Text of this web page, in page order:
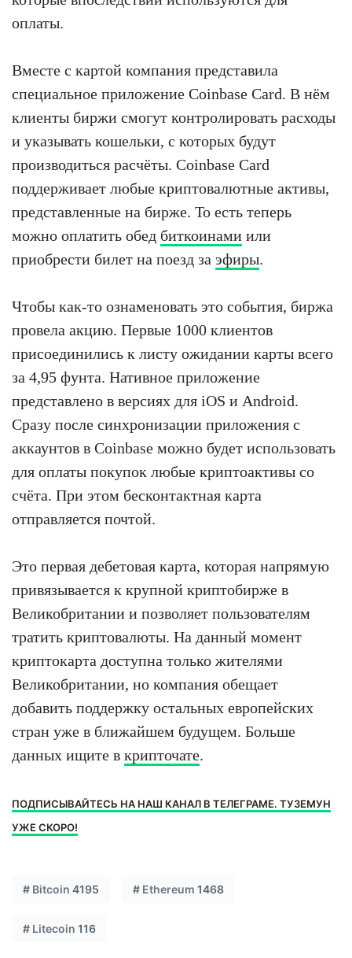
оплаты.
Вместе с картой компания представила
специальное приложение Coinbase Card. В нём
клиенты биржи смогут контролировать расходы
и указывать кошельки, с которых будут
производиться расчёты. Coinbase Card
поддерживает любые криптовалютные активы,
представленные на бирже. То есть теперь
можно оплатить обед биткоинами или
приобрести билет на поезд за эфиры.
Чтобы как-то ознаменовать это события, биржа
провела акцию. Первые 1000 клиентов
присоединились к листу ожидании карты всего
за 4,95 фунта. Нативное приложение
представлено в версиях для iOS и Android.
Сразу после синхронизации приложения с
аккаунтов в Coinbase можно будет использовать
для оплаты покупок любые криптоактивы со
счёта. При этом бесконтактная карта
отправляется почтой.
Это первая дебетовая карта, которая напрямую
привязывается к крупной криптобирже в
Великобритании и позволяет пользователям
тратить криптовалюты. На данный момент
криптокарта доступна только жителями
Великобритании, но компания обещает
добавить поддержку остальных европейских
стран уже в ближайшем будущем. Больше
данных ищите в крипточате.
ПОДПИСЫВАЙТЕСЬ НА НАШ КАНАЛ В ТЕЛЕГРАМЕ. ТУЗЕМУН
УЖЕ СКОРО!
# Bitcoin 4195 # Ethereum 1468
# Litecoin 116